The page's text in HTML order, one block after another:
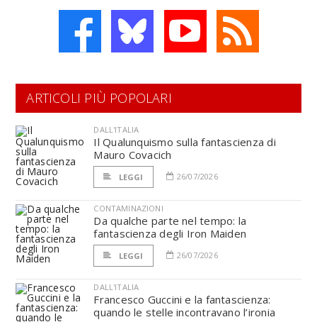
ARTICOLI PIÙ POPOLARI
DALL'ITALIA
Il Qualunquismo sulla fantascienza di
Mauro Covacich
LEGGI 26/07/2026
CONTAMINAZIONI
Da qualche parte nel tempo: la
fantascienza degli Iron Maiden
LEGGI 26/07/2026
DALL'ITALIA
Francesco Guccini e la fantascienza:
quando le stelle incontravano l’ironia